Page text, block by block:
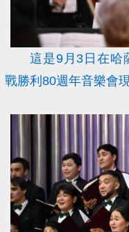
這是9月3日在哈
戰勝利80週年音樂會